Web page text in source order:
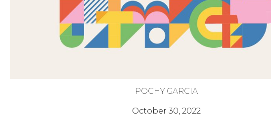
POCHY GARCIA
October 30, 2022